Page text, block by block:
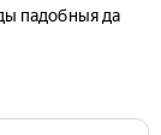
падобныя да